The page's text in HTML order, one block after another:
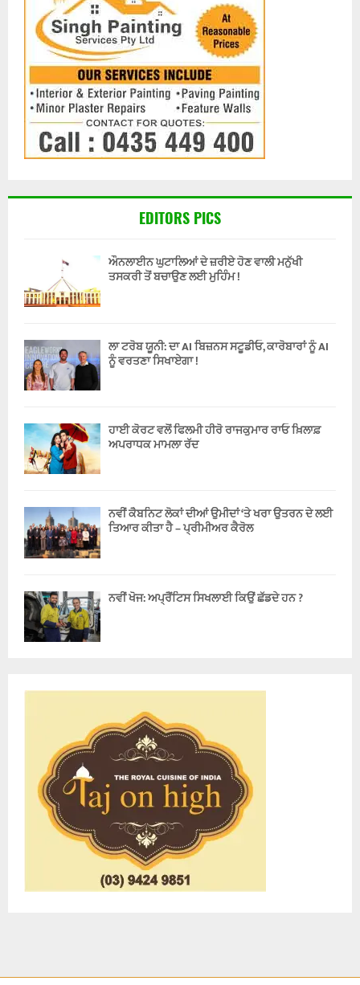
EDITORS PICS
ਔਨਲਾਈਨ ਘੁਟਾਲਿਆਂ ਦੇ ਜ਼ਰੀਏ ਹੋਣ ਵਾਲੀ ਮਨੁੱਖੀ
ਤਸਕਰੀ ਤੋਂ ਬਚਾਉਣ ਲਈ ਮੁਹਿੰਮ !
ਲਾ ਟਰੋਬ ਯੂਨੀ: ਦਾ AI ਬਿਜ਼ਨਸ ਸਟੂਡੀਓ, ਕਾਰੋਬਾਰਾਂ ਨੂੰ AI
ਨੂੰ ਵਰਤਣਾ ਸਿਖਾਏਗਾ !
ਹਾਈ ਕੋਰਟ ਵਲੋਂ ਫਿਲਮੀ ਹੀਰੋ ਰਾਜਕੁਮਾਰ ਰਾਓ ਖ਼ਿਲਾਫ਼
ਅਪਰਾਧਕ ਮਾਮਲਾ ਰੱਦ
ਨਵੀਂ ਕੈਬਨਿਟ ਲੋਕਾਂ ਦੀਆਂ ਉਮੀਦਾਂ ‘ਤੇ ਖਰਾ ਉਤਰਨ ਦੇ ਲਈ
ਤਿਆਰ ਕੀਤਾ ਹੈ – ਪ੍ਰੀਮੀਅਰ ਕੈਰੋਲ
ਨਵੀਂ ਖੋਜ: ਅਪ੍ਰੈਂਟਿਸ ਸਿਖਲਾਈ ਕਿਉਂ ਛੱਡਦੇ ਹਨ ?